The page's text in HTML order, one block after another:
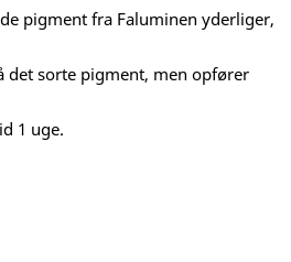
pigment fra Faluminen yderliger,
det sorte pigment, men opfører
1 uge.